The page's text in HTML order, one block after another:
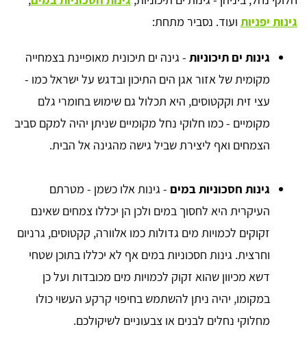
גינות יפניות ועוד. נסביר מתחת:
גינות ים תיכוניות - גינה ים תיכונית מאופיינת בצמחייה
מקומית של אזור אגן הים התיכון ובדגש על ישראל כמו -
עצי זית וקקטוסים, היא תכלול גם שימוש בחומרי גלם
מקומיים - כמו חלוקי נחל מקומיים שניתן יהיה למקם סביב
הצמחים ואף ליצירת שביל גישה מהגינה אל הבית.
גינות חסכוניות במים - גינות אלו כשמן - מטרתם
העיקרית היא לחסוך במים ולכן הן יכללו צמחים שאינם
זקוקים לכמויות מים גדולות כמו אלוורה, קקטוסים, גרניום
וחרצית. גינות חסכוניות במים אף לא יכללו בתוכן שטחי
דשא מכיוון שהוא זקוק לכמויות מים מכובדות ועל כן
במקומו, יהיה ניתן להשתמש בחיפוי קרקע העשוי כולו
מחלוקי נחלים לבנים או צבעוניים לשיקולכם.